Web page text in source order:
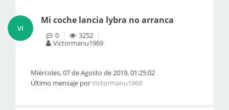
VI
Mi coche lancia lybra no arranca
0
3252
Victormanu1969
Miércoles, 07 de Agosto de 2019, 01:25:02
Último mensaje porVictormanu1969